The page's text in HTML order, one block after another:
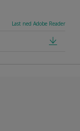
Last ned Adobe Reader